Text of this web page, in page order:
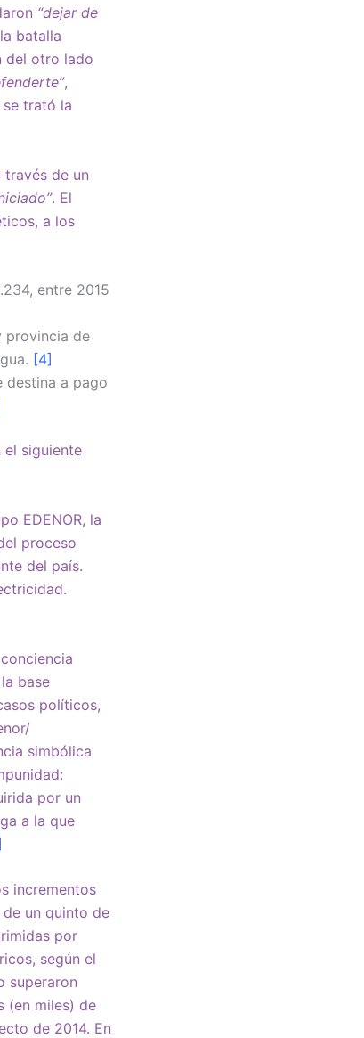
“dejar de
batalla
del otro lado
,
se trató la
de un
. El
a los
entre 2015
provincia de
[4]
destina a pago
el siguiente
EDENOR, la
proceso
del país.
base
políticos,
simbólica
por un
a la que
incrementos
de un quinto de
por
según el
superaron
(en miles) de
de 2014. En